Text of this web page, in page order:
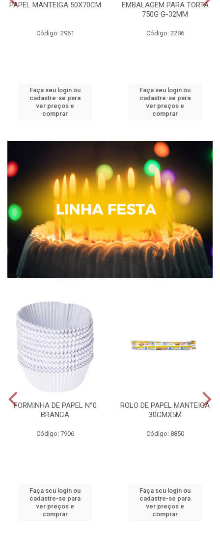
PAPEL MANTEIGA 50X70CM
Código: 2961
Faça seu login ou
cadastre-se para
ver preços e
comprar
EMBALAGEM PARA TORTA
750G G-32MM
Código: 2286
Faça seu login ou
cadastre-se para
ver preços e
comprar
FORMINHA DE PAPEL N°0
BRANCA
Código: 7906
Faça seu login ou
cadastre-se para
ver preços e
comprar
ROLO DE PAPEL MANTEIGA
30CMX5M
Código: 8850
Faça seu login ou
cadastre-se para
ver preços e
comprar